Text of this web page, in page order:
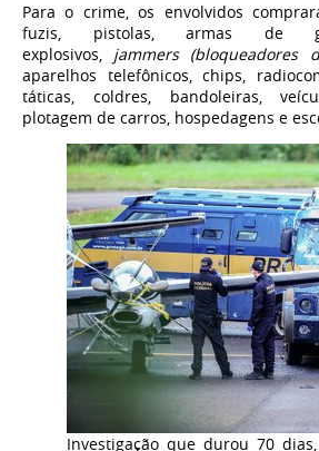
Para o crime, os envolvidos
fuzis, pistolas, armas de
explosivos, jammers (bloqueadores
aparelhos telefônicos, chips,
táticas, coldres, bandoleiras,
plotagem de carros, hospedagens e
Investigação que durou 70